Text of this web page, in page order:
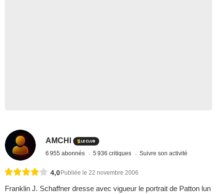
AMCHI
6 955 abonnés 5 936 critiques Suivre son activité
4,0 Publiée le 22 novembre 2006
Franklin J. Schaffner dresse avec vigueur le portrait de Patton lun